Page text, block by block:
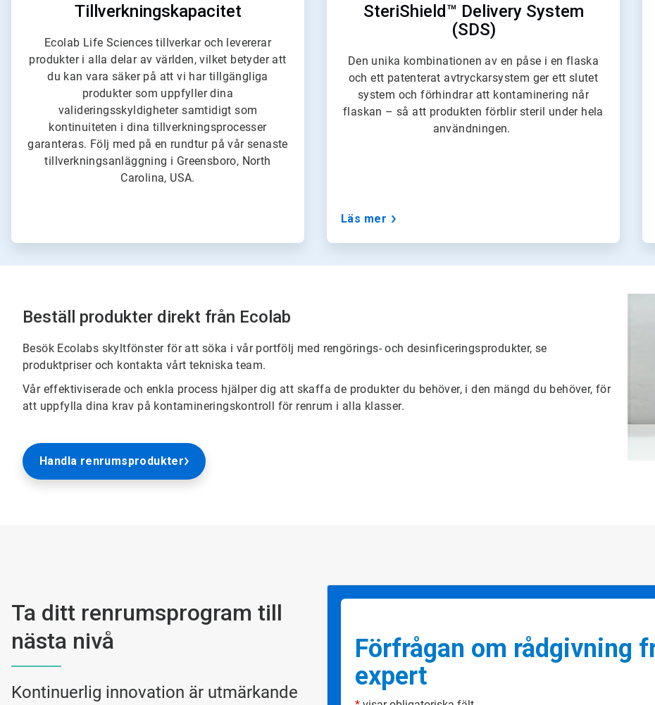
Tillverkningskapacitet
Ecolab Life Sciences tillverkar och levererar
produkter i alla delar av världen, vilket betyder att
du kan vara säker på att vi har tillgängliga
produkter som uppfyller dina
valideringsskyldigheter samtidigt som
kontinuiteten i dina tillverkningsprocesser
garanteras. Följ med på en rundtur på vår senaste
tillverkningsanläggning i Greensboro, North
Carolina, USA.
SteriShield™ Delivery System
(SDS)
Den unika kombinationen av en påse i en flaska
och ett patenterat avtryckarsystem ger ett slutet
system och förhindrar att kontaminering når
flaskan – så att produkten förblir steril under hela
användningen.
Läs mer
Beställ produkter direkt från Ecolab
Besök Ecolabs skyltfönster för att söka i vår portfölj med rengörings- och desinficeringsprodukter, se
produktpriser och kontakta vårt tekniska team.
Vår effektiviserade och enkla process hjälper dig att skaffa de produkter du behöver, i den mängd du behöver, för
att uppfylla dina krav på kontamineringskontroll för renrum i alla klasser.
Handla renrumsprodukter
Ta ditt renrumsprogram till
nästa nivå
Kontinuerlig innovation är utmärkande
Förfrågan om rådgivning
expert